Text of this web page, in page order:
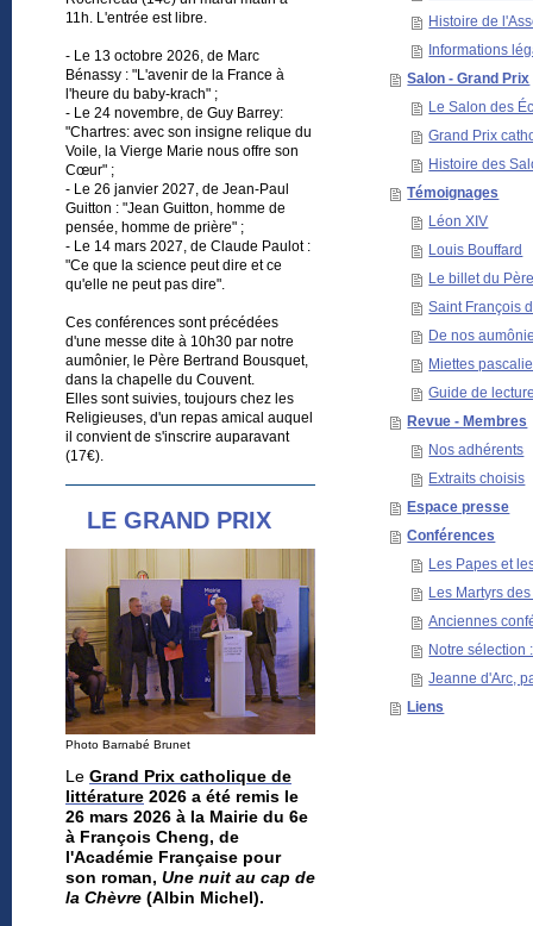
11h. L'entrée est libre.
- Le 13 octobre 2026, de Marc
Bénassy : "L'avenir de la France à
l'heure du baby-krach" ;
- Le 24 novembre, de Guy Barrey:
"Chartres: avec son insigne relique du
Voile, la Vierge Marie nous offre son
Cœur" ;
- Le 26 janvier 2027, de Jean-Paul
Guitton : "Jean Guitton, homme de
pensée, homme de prière" ;
- Le 14 mars 2027, de Claude Paulot :
"Ce que la science peut dire et ce
qu'elle ne peut pas dire".
Ces conférences sont précédées
d'une messe dite à 10h30 par notre
aumônier, le Père Bertrand Bousquet,
dans la chapelle du Couvent.
Elles sont suivies, toujours chez les
Religieuses, d'un repas amical auquel
il convient de s'inscrire auparavant
(17€).
LE GRAND PRIX
Photo Barnabé Brunet
Le Grand Prix catholique de
littérature 2026 a été remis le
26 mars 2026 à la Mairie du 6e
à François Cheng, de
l'Académie Française pour
son roman, Une nuit au cap de
la Chèvre (Albin Michel).
Histoire de
Informations
Salon - Grand Prix
Le Salon des
Grand Prix
Histoire des
Témoignages
Léon XIV
Louis Bouffard
Le billet du
Saint François
De nos
Miettes
Guide de
Revue - Membres
Nos adhérents
Extraits choisis
Espace presse
Conférences
Les Papes et
Les Martyrs
Anciennes
Notre sélection
Jeanne d'Arc,
Liens